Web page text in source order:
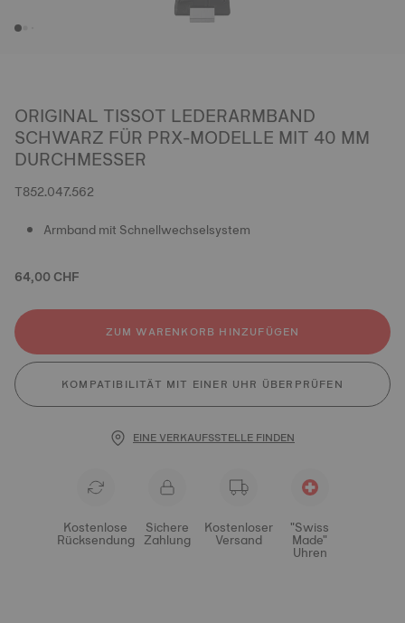
ORIGINAL TISSOT LEDERARMBAND
SCHWARZ FÜR PRX-MODELLE MIT 40 MM
DURCHMESSER
T852.047.562
Armband mit Schnellwechselsystem
64,00 CHF
ZUM WARENKORB HINZUFÜGEN
KOMPATIBILITÄT MIT EINER UHR ÜBERPRÜFEN
EINE VERKAUFSSTELLE FINDEN
Kostenlose
Rücksendung
Sichere
Zahlung
Kostenloser
Versand
"Swiss
Made"
Uhren